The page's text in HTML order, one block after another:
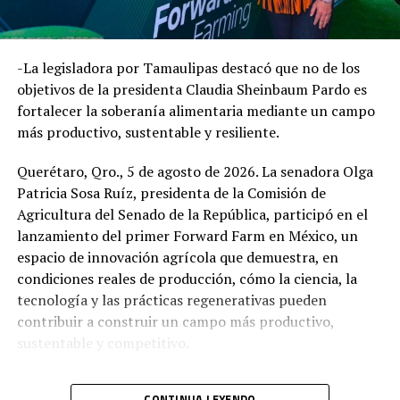
-La legisladora por Tamaulipas destacó que no de los
objetivos de la presidenta Claudia Sheinbaum Pardo es
fortalecer la soberanía alimentaria mediante un campo
más productivo, sustentable y resiliente.
Querétaro, Qro., 5 de agosto de 2026. La senadora Olga
Patricia Sosa Ruíz, presidenta de la Comisión de
Agricultura del Senado de la República, participó en el
lanzamiento del primer Forward Farm en México, un
espacio de innovación agrícola que demuestra, en
condiciones reales de producción, cómo la ciencia, la
tecnología y las prácticas regenerativas pueden
contribuir a construir un campo más productivo,
sustentable y competitivo.